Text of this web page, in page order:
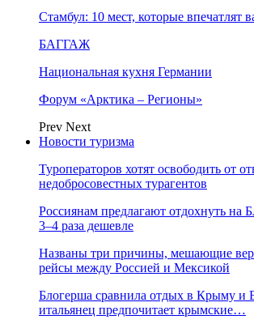
Стамбул: 10 мест, которые впечатлят
БАГГАЖ
Национальная кухня Германии
Форум «Арктика – Регионы»
Prev Next
Новости туризма
Туроператоров хотят освободить от
недобросовестных турагентов
Россиянам предлагают отдохнуть на
3–4 раза дешевле
Названы три причины, мешающие
рейсы между Россией и Мексикой
Блогерша сравнила отдых в Крыму и
итальянец предпочитает крымские…